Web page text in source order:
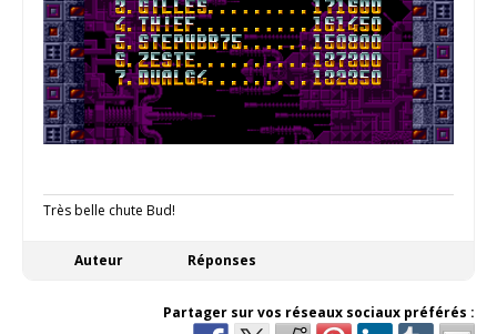
Très belle chute Bud!
Auteur Réponses
Partager sur vos réseaux sociaux préférés :